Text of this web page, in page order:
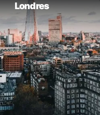
Londres